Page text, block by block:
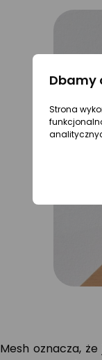
oznacza,
Dbamy
Strona